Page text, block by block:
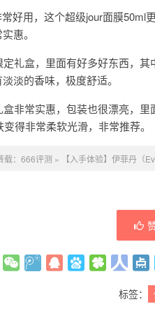
好用，这个超级jour面膜
惠。
礼盒，里面有好多好东西，
淡的香味，极度舒适。
非常实惠，包装也很漂亮，
得非常柔软光滑，非常推荐。
： 666评测 » 【入手体验】伊菲丹（
标签：